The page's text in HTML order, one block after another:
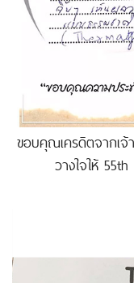
ขอบคุณเครดิตจากเ
วางใจให้